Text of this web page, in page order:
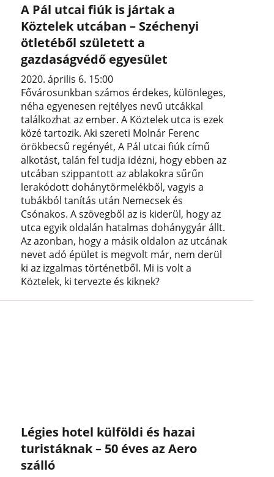
A Pál utcai fiúk is jártak a
Köztelek utcában – Széchenyi
ötletéből született a
gazdaságvédő egyesület
2020. április 6. 15:00
Fővárosunkban számos érdekes, különleges,
néha egyenesen rejtélyes nevű utcákkal
találkozhat az ember. A Köztelek utca is ezek
közé tartozik. Aki szereti Molnár Ferenc
örökbecsű regényét, A Pál utcai fiúk című
alkotást, talán fel tudja idézni, hogy ebben az
utcában szippantott az ablakokra sűrűn
lerakódott dohánytörmelékből, vagyis a
tubákból tanítás után Nemecsek és
Csónakos. A szövegből az is kiderül, hogy az
utca egyik oldalán hatalmas dohánygyár állt.
Az azonban, hogy a másik oldalon az utcának
nevet adó épület is megvolt már, nem derül
ki az izgalmas történetből. Mi is volt a
Köztelek, ki tervezte és kiknek?
Légies hotel külföldi és hazai
turistáknak – 50 éves az Aero
szálló